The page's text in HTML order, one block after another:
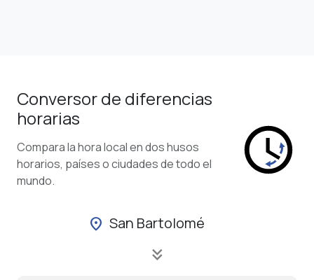
Conversor de diferencias
horarias
Compara la hora local en dos husos
horarios, países o ciudades de todo el
mundo.
location_on San Bartolomé
keyboard_double_arrow_down